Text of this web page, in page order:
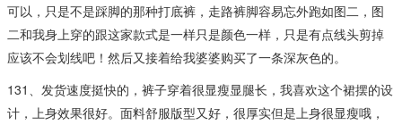
可以，只是不是踩脚的那种打底裤，走路裤脚容易忘外跑如图二，图
二和我身上穿的跟这家款式是一样只是颜色一样，只是有点线头剪掉
应该不会划线吧！然后又接着给我婆婆购买了一条深灰色的。
131、发货速度挺快的，裤子穿着很显瘦显腿长，我喜欢这个裙摆的设
计，上身效果很好。面料舒服版型又好，很厚实但是上身很显瘦哦，